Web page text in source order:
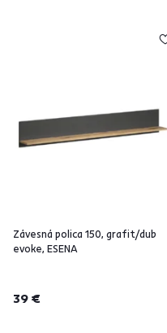
Závesná polica 150, grafit/dub
evoke, ESENA
39 €